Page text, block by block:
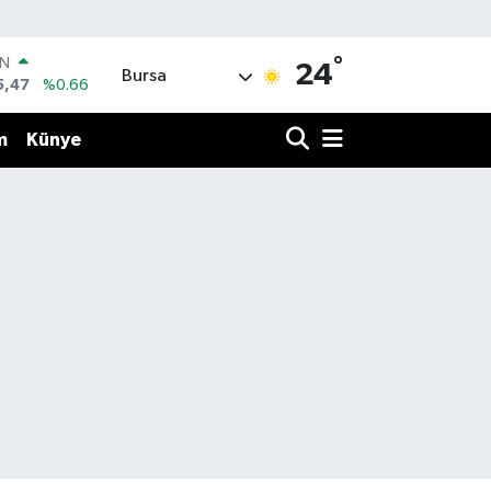
%0.66
%0.18
Bursa 24°
Künye